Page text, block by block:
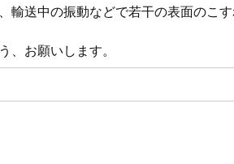
送中の振動などで若干の表面のこ
、お願いします。